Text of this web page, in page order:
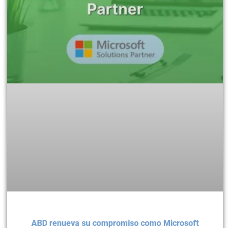
ABD renueva su compromiso como Microsoft